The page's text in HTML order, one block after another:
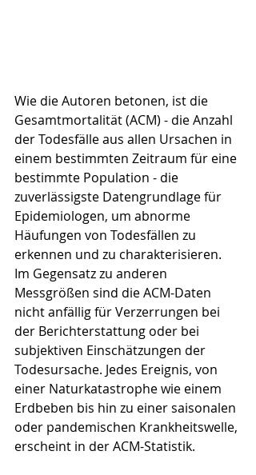
Wie die Autoren betonen, ist die
Gesamtmortalität (ACM) - die Anzahl
der Todesfälle aus allen Ursachen in
einem bestimmten Zeitraum für eine
bestimmte Population - die
zuverlässigste Datengrundlage für
Epidemiologen, um abnorme
Häufungen von Todesfällen zu
erkennen und zu charakterisieren.
Im Gegensatz zu anderen
Messgrößen sind die ACM-Daten
nicht anfällig für Verzerrungen bei
der Berichterstattung oder bei
subjektiven Einschätzungen der
Todesursache. Jedes Ereignis, von
einer Naturkatastrophe wie einem
Erdbeben bis hin zu einer saisonalen
oder pandemischen Krankheitswelle,
erscheint in der ACM-Statistik.